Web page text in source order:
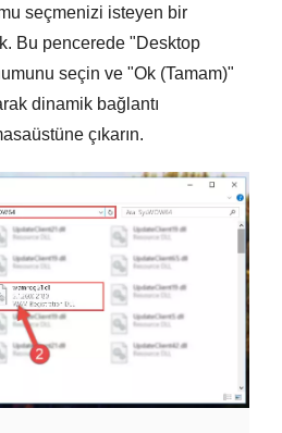
seçmenizi isteyen bir
Bu pencerede "Desktop
seçin ve "Ok (Tamam)"
dinamik bağlantı
çıkarın.